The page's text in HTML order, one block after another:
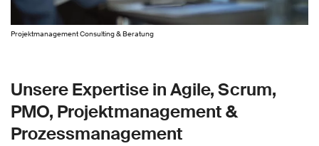
Projektmanagement Consulting & Beratung
Unsere Expertise in Agile, Scrum,
PMO, Projektmanagement &
Prozessmanagement